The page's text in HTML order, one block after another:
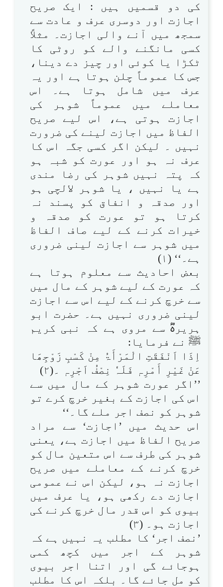
کی دو قسمیں ہیں : ایک صریح
اجازت اور دوسری عرف و عادت سے
سمجھ میں آنے والی اجازت۔ مثلاً
کسی مانگنے والے کو روٹی کا
ٹکڑا یا کوئی اور چیز دے دینا،
جس کا عموماً چلن ہوتا ہے اور یہ
عرف میں شامل ہوتا ہے۔ اس
معاملے میں عموماً شوہر کی
اجازت ہوتی ہے، اس لیے صریح
الفاظ میں اجازت لینے کی ضرورت
نہیں ۔ لیکن اگر کسی جگہ اس کا
عرف نہ ہو اور عورت کو شبہ ہو
کہ پتہ نہیں شوہر کی رضا مندی
ہے یا نہیں ، یا شوہر لالچی ہو
اور صدقہ و انفاق کو پسند نہ
کرتا ہو تو عورت کو صدقہ و
خیرات کرنے کے لیے صاف الفاظ
میں شوہر سے اجازت لینی ضروری
ہے۔‘‘ (۱)
بعض احادیث سے معلوم ہوتا ہے
کہ عورت کے لیے شوہر کے مال میں
سے خرچ کرنے کے لیے اس سے اجازت
لینی ضروری نہیں ہے۔ حضرت ابو
ہریرہؓ سے مروی ہے کہ نبی کریم
ﷺ نے فرمایا:
اِذَا اَنْفَقَتِ الْمَرْأَۃُ مِنْ کَسْبِ زَوْجِھَا
عَنْ غَیْرِ أَمْرِہٖ فَلَہٗ نِصْفُ اَجْرِہٖ ۔(۲)
’’اگر عورت شوہر کے مال میں سے
اس کی اجازت کے بغیر خرچ کرے تو
شوہر کو نصف اجر ملے گا۔‘‘
اس حدیث میں ’اجازت‘ سے مراد
صریح الفاظ میں اجازت ہے، یعنی
شوہر کی طرف سے اس متعین مال کو
خرچ کرنے کے معاملے میں صریح
اجازت نہ ہو، لیکن اس نے عمومی
اجازت دے رکھی ہو، یا عرف میں
بیوی کو اس قدر مال خرچ کرنے کی
اجازت ہو۔ (۳)
’نصف اجر‘ کا مطلب یہ نہیں ہے کہ
شوہر کے اجر میں کچھ کمی
ہوجائے گی اور اتنا اجر بیوی
کو مل جائے گا۔ بلکہ اس کا مطلب